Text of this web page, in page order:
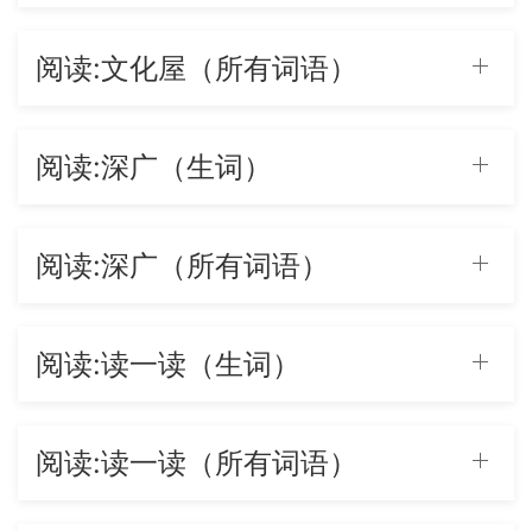
阅读:文化屋（所有词语）
阅读:深广（生词）
阅读:深广（所有词语）
阅读:读一读（生词）
阅读:读一读（所有词语）